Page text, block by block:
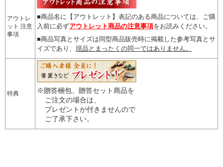
アウトレ
ット 注意
事項
■商品名に【アウトレット】表記のある商品については、
ご購
入前に必ずアウトレット商品の注意事項をお読みください。
■商品写真とサイズは同型商品販売時に掲載した参考写真とサ
イズであり、 現品とまったくの同一ではありません。
特典
※贈答梱包、贈答セット商品を
ご注文の場合は、
プレゼントが付きませんので
ご了承下さい。